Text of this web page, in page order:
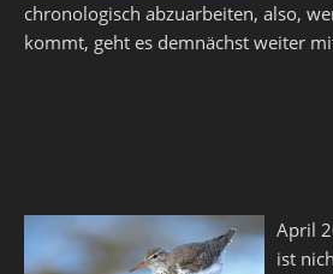
chronologisch abzuarbeiten, also,
kommt, geht es demnächst weiter
April
ist